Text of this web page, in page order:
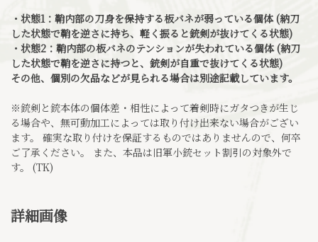
・状態1：鞘内部の刀身を保持する板バネが弱っている個体 (納刀
した状態で鞘を逆さに持ち、軽く振ると銃剣が抜けてくる状態)
・状態2：鞘内部の板バネのテンションが失われている個体 (納刀
した状態で鞘を逆さに持つと、銃剣が自重で抜けてくる状態)
その他、個別の欠品などが見られる場合は別途記載しています。
※銃剣と銃本体の個体差・相性によって着剣時にガタつきが生じ
る場合や、無可動加工によっては取り付け出来ない場合がござい
ます。 確実な取り付けを保証するものではありませんので、何卒
ご了承ください。 また、本品は旧軍小銃セット割引の対象外で
す。 (TK)
詳細画像